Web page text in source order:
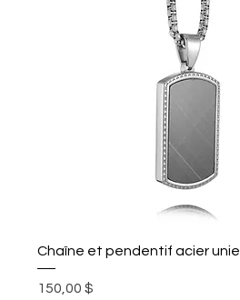
Chaîne et pendentif acier unie
Prix
150,00 $